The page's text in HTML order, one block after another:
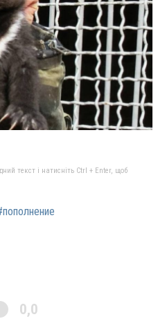
текст і натисніть Ctrl + Enter, щоб
0,0